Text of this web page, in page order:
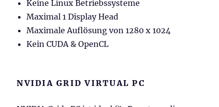
Keine Linux Betriebssysteme
Maximal 1 Display Head
Maximale Auflösung von 1280 x 1024
Kein CUDA & OpenCL
NVIDIA GRID VIRTUAL PC